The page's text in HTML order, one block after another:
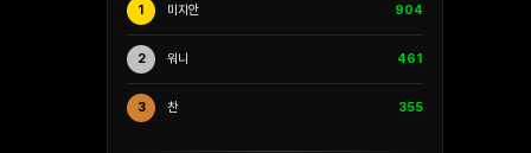
1 미지안 904
2 워니 461
3 찬 355